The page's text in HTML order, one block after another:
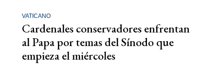
VATICANO
Cardenales conservadores enfrentan
al Papa por temas del Sínodo que
empieza el miércoles